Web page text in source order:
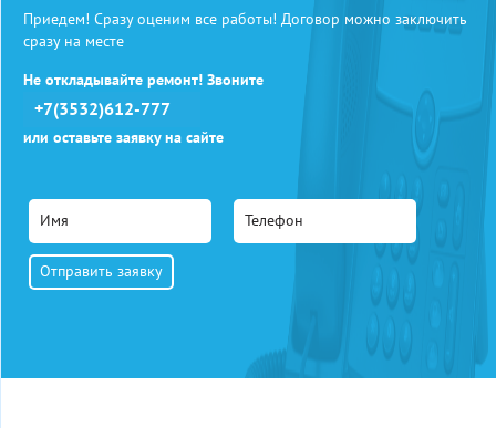
Приедем! Сразу оценим все работы! Договор можно заключить
сразу на месте
Не откладывайте ремонт! Звоните
+7(3532)612-777
или оставьте заявку на сайте